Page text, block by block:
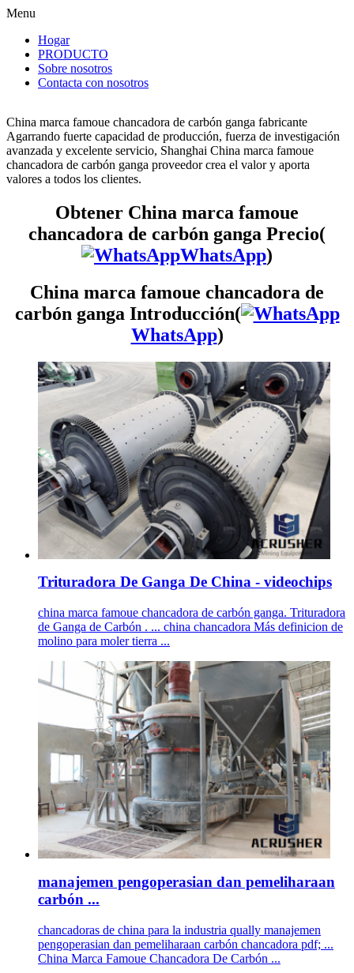
Menu
Hogar
PRODUCTO
Sobre nosotros
Contacta con nosotros
China marca famoue chancadora de carbón ganga fabricante
Agarrando fuerte capacidad de producción, fuerza de investigación
avanzada y excelente servicio, Shanghai China marca famoue
chancadora de carbón ganga proveedor crea el valor y aporta
valores a todos los clientes.
Obtener China marca famoue
chancadora de carbón ganga Precio(
WhatsApp)
China marca famoue chancadora de
carbón ganga Introducción(
WhatsApp)
Trituradora De Ganga De China - videochips
china marca famoue chancadora de carbón ganga. Trituradora
de Ganga de Carbón . ... china chancadora Más definicion de
molino para moler tierra ...
manajemen pengoperasian dan pemeliharaan
carbón ...
chancadoras de china para la industria qually manajemen
pengoperasian dan pemeliharaan carbón chancadora pdf; ...
China Marca Famoue Chancadora De Carbón ...